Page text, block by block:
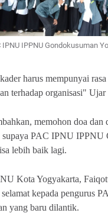
IPNU IPPNU Gondokusuman
harus mempunyai
terhadap organisasi"
memohon doa dan
supaya PAC IPNU IPPNU
lebih baik lagi.
Kota Yogyakarta,
kepada pengurus
yang baru dilantik.